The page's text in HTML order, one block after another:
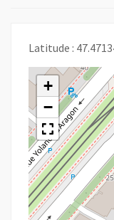
Latitude :
+
−